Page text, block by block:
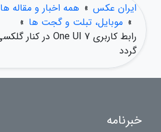
ایران عکس » همه اخبار و مقاله ها
» موبایل، تبلت و گجت ها »
گردد
خبرنامه